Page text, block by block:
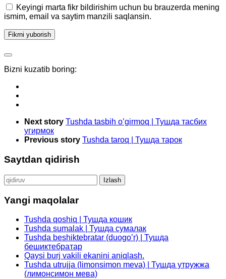
Keyingi marta fikr bildirishim uchun bu brauzerda mening
ismim, email va saytim manzili saqlansin.
Bizni kuzatib boring:
Next story Tushda tasbih o’girmoq | Тушда тасбих
угирмок
Previous story Tushda taroq | Тушда тарок
Saytdan qidirish
Qidirshish:
Yangi maqolalar
Tushda qoshiq | Тушда кошик
Tushda sumalak | Тушда сумалак
Tushda beshiktebratar (duogo’r) | Тушда
бешиктебратар
Qaysi burj vakili ekanini aniqlash.
Tushda utrujja (limonsimon meva) | Тушда утружжа
(лимонсимон мева)